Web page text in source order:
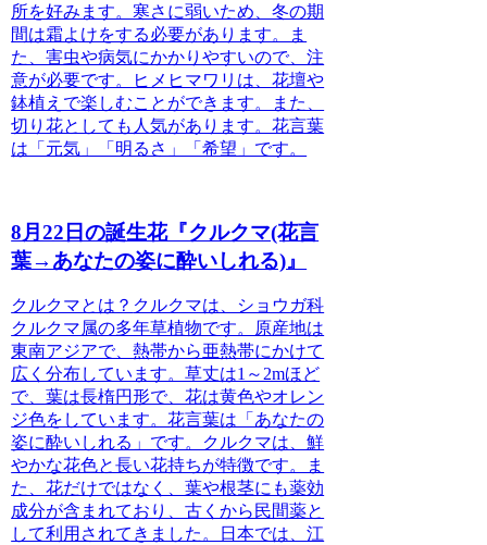
所を好みます。寒さに弱いため、冬の期
間は霜よけをする必要があります。ま
た、害虫や病気にかかりやすいので、注
意が必要です。ヒメヒマワリは、花壇や
鉢植えで楽しむことができます。また、
切り花としても人気があります。花言葉
は「元気」「明るさ」「希望」です。
8月22日の誕生花『クルクマ(花言
葉→あなたの姿に酔いしれる)』
クルクマとは？ クルクマは、ショウガ科
クルクマ属の多年草植物です。原産地は
東南アジアで、熱帯から亜熱帯にかけて
広く分布しています。草丈は1～2mほど
で、葉は長楕円形で、花は黄色やオレン
ジ色をしています。花言葉は「あなたの
姿に酔いしれる」です。クルクマは、鮮
やかな花色と長い花持ちが特徴です。ま
た、花だけではなく、葉や根茎にも薬効
成分が含まれており、古くから民間薬と
して利用されてきました。日本では、江